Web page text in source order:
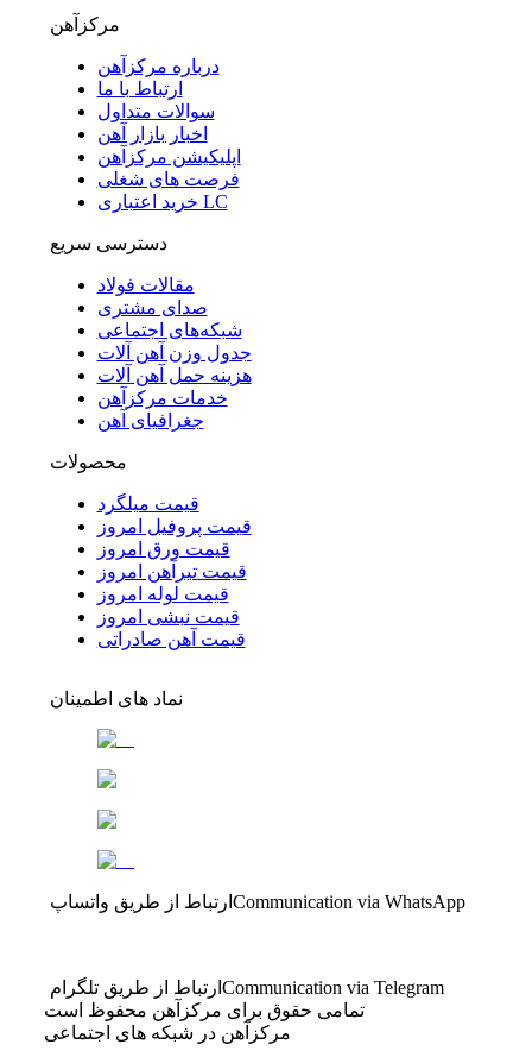
مرکزآهن
درباره مرکزآهن
ارتباط با ما
سوالات متداول
اخبار بازار آهن
اپلیکیشن مرکزآهن
فرصت های شغلی
خرید اعتباری LC
دسترسی سریع
مقالات فولاد
صدای مشتری
شبکه‌های اجتماعی
جدول وزن آهن آلات
هزینه حمل آهن آلات
خدمات مرکزآهن
جغرافیای آهن
محصولات
قیمت میلگرد
قیمت پروفیل امروز
قیمت ورق امروز
قیمت تیرآهن امروز
قیمت لوله امروز
قیمت نبشی امروز
قیمت آهن صادراتی
نماد های اطمینان
ارتباط از طریق واتساپ Communication via WhatsApp
ارتباط از طریق تلگرام Communication via Telegram
تمامی حقوق برای مرکزآهن محفوظ است
مرکزآهن در شبکه های اجتماعی